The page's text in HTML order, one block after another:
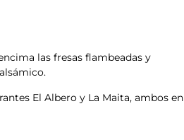
las fresas flambeadas y
El Albero y La Maita, ambos en